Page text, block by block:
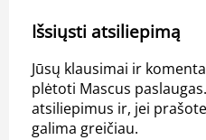
Išsiųsti atsiliepimą
Jūsų klausimai ir
plėtoti Mascus
atsiliepimus ir, jei
galima greičiau.